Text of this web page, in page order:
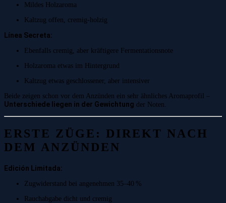
Mildes Holzaroma
Kaltzug offen, cremig-holzig
Línea Secreta:
Ebenfalls cremig, aber kräftigere Fermentationsnote
Holzaroma etwas im Hintergrund
Kaltzug etwas geschlossener, aber intensiver
Beide zeigen schon vor dem Anzünden ein sehr ähnliches Aromaprofil –
Unterschiede liegen in der Gewichtung der Noten.
ERSTE ZÜGE: DIREKT NACH
DEM ANZÜNDEN
Edición Limitada:
Zugwiderstand bei angenehmen 35–40 %
Rauchabgabe dicht und cremig